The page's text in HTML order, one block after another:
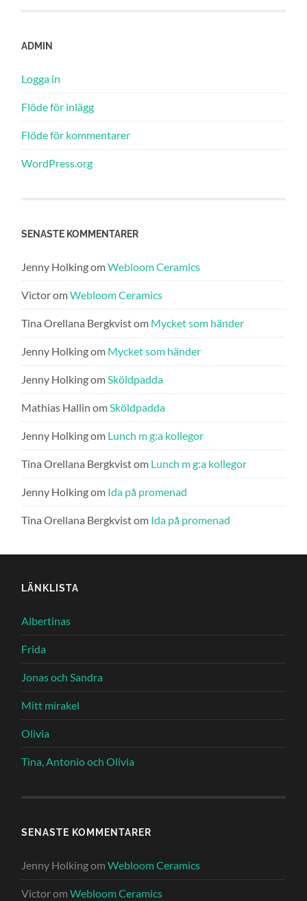
ADMIN
Logga in
Flöde för inlägg
Flöde för kommentarer
WordPress.org
SENASTE KOMMENTARER
Jenny HolkingomWebloom Ceramics
VictoromWebloom Ceramics
Tina Orellana Bergkvistom Mycket som händer
Jenny Holkingom Mycket som händer
Jenny HolkingomSköldpadda
Mathias Hallin omSköldpadda
Jenny Holkingom Lunch m g:a kollegor
Tina Orellana Bergkvistom Lunch m g:a kollegor
Jenny Holkingom Ida på promenad
Tina Orellana Bergkvistom Ida på promenad
LÄNKLISTA
Albertinas
Frida
Jonas och Sandra
Mitt mirakel
Olivia
Tina, Antonio och Olivia
SENASTE KOMMENTARER
Jenny HolkingomWebloom Ceramics
VictoromWebloom Ceramics